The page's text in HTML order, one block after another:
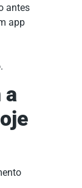
antes
app
a